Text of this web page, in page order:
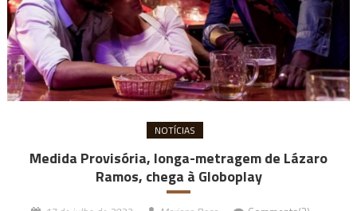
NOTÍCIAS
Medida Provisória, longa-metragem de Lázaro
Ramos, chega à Globoplay